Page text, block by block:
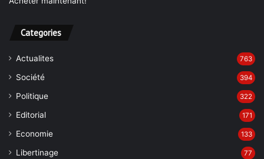
Categories
Actualites 763
Société 394
Politique 322
Editorial 171
Economie 133
Libertinage 77